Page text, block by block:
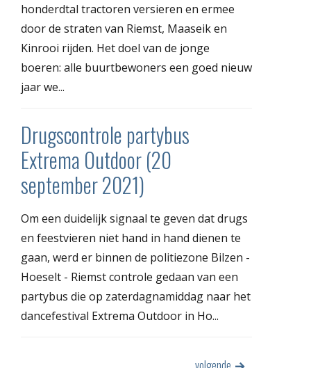
honderdtal tractoren versieren en ermee
door de straten van Riemst, Maaseik en
Kinrooi rijden. Het doel van de jonge
boeren: alle buurtbewoners een goed nieuw
jaar we...
Drugscontrole partybus
Extrema Outdoor (20
september 2021)
Om een duidelijk signaal te geven dat drugs
en feestvieren niet hand in hand dienen te
gaan, werd er binnen de politiezone Bilzen -
Hoeselt - Riemst controle gedaan van een
partybus die op zaterdagnamiddag naar het
dancefestival Extrema Outdoor in Ho...